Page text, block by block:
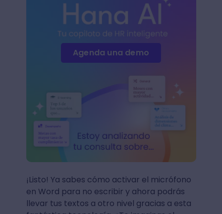
Agenda una demo
¡Listo! Ya sabes cómo activar el micrófono
en Word para no escribir y ahora podrás
llevar tus textos a otro nivel gracias a esta